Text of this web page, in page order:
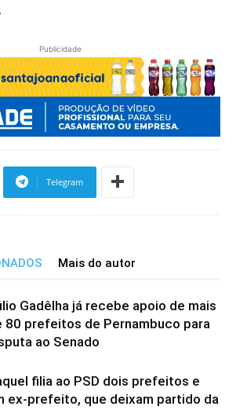
Publicidade
Telegram
Mais do autor
Gadêlha já recebe apoio de mais
80 prefeitos de Pernambuco para
ao Senado
filia ao PSD dois prefeitos e
ex-prefeito, que deixam partido da